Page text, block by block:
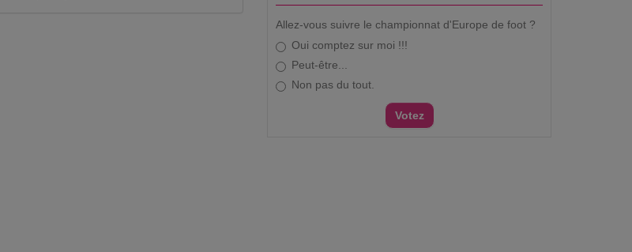
Allez-vous suivre le championnat d'Europe de foot ?
Oui comptez sur moi !!!
Peut-être...
Non pas du tout.